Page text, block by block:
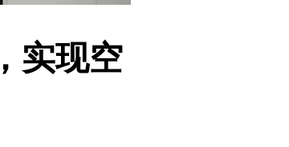
实现空